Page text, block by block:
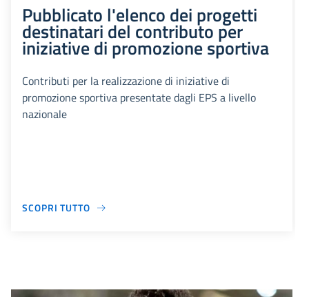
Pubblicato l'elenco dei progetti
destinatari del contributo per
iniziative di promozione sportiva
Contributi per la realizzazione di iniziative di
promozione sportiva presentate dagli EPS a livello
nazionale
SCOPRI TUTTO